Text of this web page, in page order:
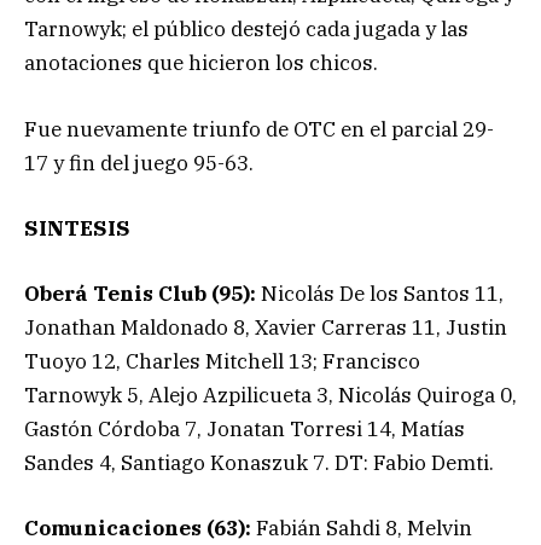
Tarnowyk; el público destejó cada jugada y las
anotaciones que hicieron los chicos.
Fue nuevamente triunfo de OTC en el parcial 29-
17 y fin del juego 95-63.
SINTESIS
Oberá Tenis Club (95): Nicolás De los Santos 11,
Jonathan Maldonado 8, Xavier Carreras 11, Justin
Tuoyo 12, Charles Mitchell 13; Francisco
Tarnowyk 5, Alejo Azpilicueta 3, Nicolás Quiroga 0,
Gastón Córdoba 7, Jonatan Torresi 14, Matías
Sandes 4, Santiago Konaszuk 7. DT: Fabio Demti.
Comunicaciones (63): Fabián Sahdi 8, Melvin